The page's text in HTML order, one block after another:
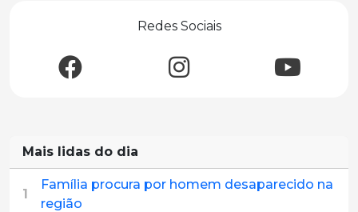
Redes Sociais
Mais lidas do dia
1
Família procura por homem desaparecido na
região